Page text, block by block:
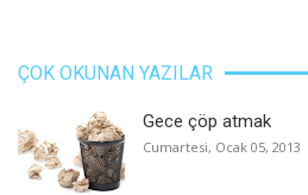
ÇOK OKUNAN YAZILAR
Gece çöp atmak
Cumartesi, Ocak 05, 2013